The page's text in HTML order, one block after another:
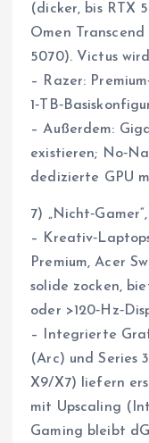
(dicker, bis RTX
Omen Transcend
5070). Victus
– Razer:
– Außerdem:
existieren;
dedizierte GPU
7)
–
Premium, Acer
solide zocken,
oder
– Integrierte
(Arc) und Series
X9/X7) liefern
mit Upscaling
Gaming bleibt